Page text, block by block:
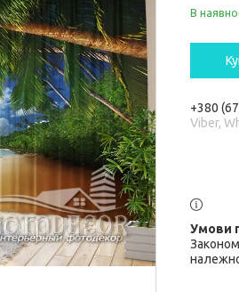
В
+380
Viber,